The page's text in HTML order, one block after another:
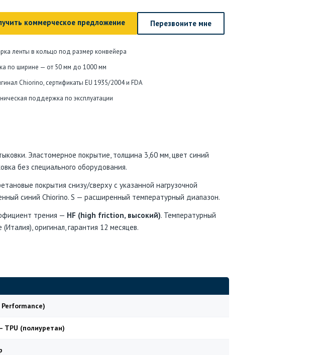
коммерческое предложение Перезвоните мне
ленты в кольцо под размер конвейера
по ширине — от 50 мм до 1000 мм
Chiorino, сертификаты EU 1935/2004 и FDA
поддержка по эксплуатации
Эластомерное покрытие, толщина 3,60 мм, цвет синий
без специального оборудования.
покрытия снизу/сверху с указанной нагрузочной
синий Chiorino. S — расширенный температурный диапазон.
трения — HF (high friction, высокий). Температурный
оригинал, гарантия 12 месяцев.
TPU (полиуретан)